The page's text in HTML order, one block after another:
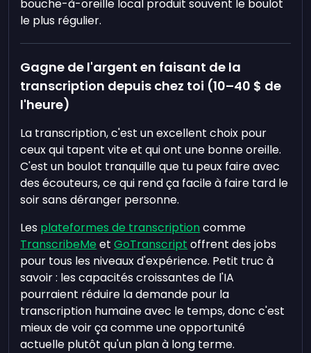
bouche-à-oreille local produit souvent le boulot
le plus régulier.
Gagne de l'argent en faisant de la
transcription depuis chez toi (10–40 $ de
l'heure)
La transcription, c'est un excellent choix pour
ceux qui tapent vite et qui ont une bonne oreille.
C'est un boulot tranquille que tu peux faire avec
des écouteurs, ce qui rend ça facile à faire tard le
soir sans déranger personne.
Les plateformes de transcriptioncomme
TranscribeMe etGoTranscript offrent des jobs
pour tous les niveaux d'expérience. Petit truc à
savoir : les capacités croissantes de l'IA
pourraient réduire la demande pour la
transcription humaine avec le temps, donc c'est
mieux de voir ça comme une opportunité
actuelle plutôt qu'un plan à long terme.